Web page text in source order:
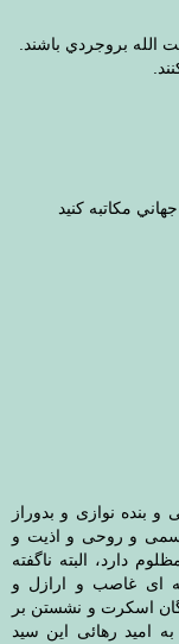
الله بروجردي باشند.
مكاتبه كنيد
بنده نوازی و بدوراز
و روحی و اذیت و
دارد، البته ناگفته
ای غاصب و ارازل و
اسکرت و نشستن بر
به امید رهائی این سید